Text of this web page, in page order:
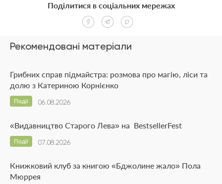
Рекомендовані матеріали
Грибних справ підмайстра: розмова про магію, ліси та
долю з Катериною Корнієнко
06.08.2026
Події
«Видавництво Старого Лева» на BestsellerFest
07.08.2026
Події
Книжковий клуб за книгою «Бджолине жало» Пола
Мюррея
Поділитися в соціальних мережах